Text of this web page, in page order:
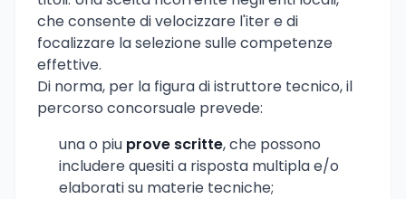
che consente di velocizzare l'iter e di
focalizzare la selezione sulle competenze
effettive.
Di norma, per la figura di istruttore tecnico, il
percorso concorsuale prevede:
una o piu prove scritte, che possono
includere quesiti a risposta multipla e/o
elaborati su materie tecniche;